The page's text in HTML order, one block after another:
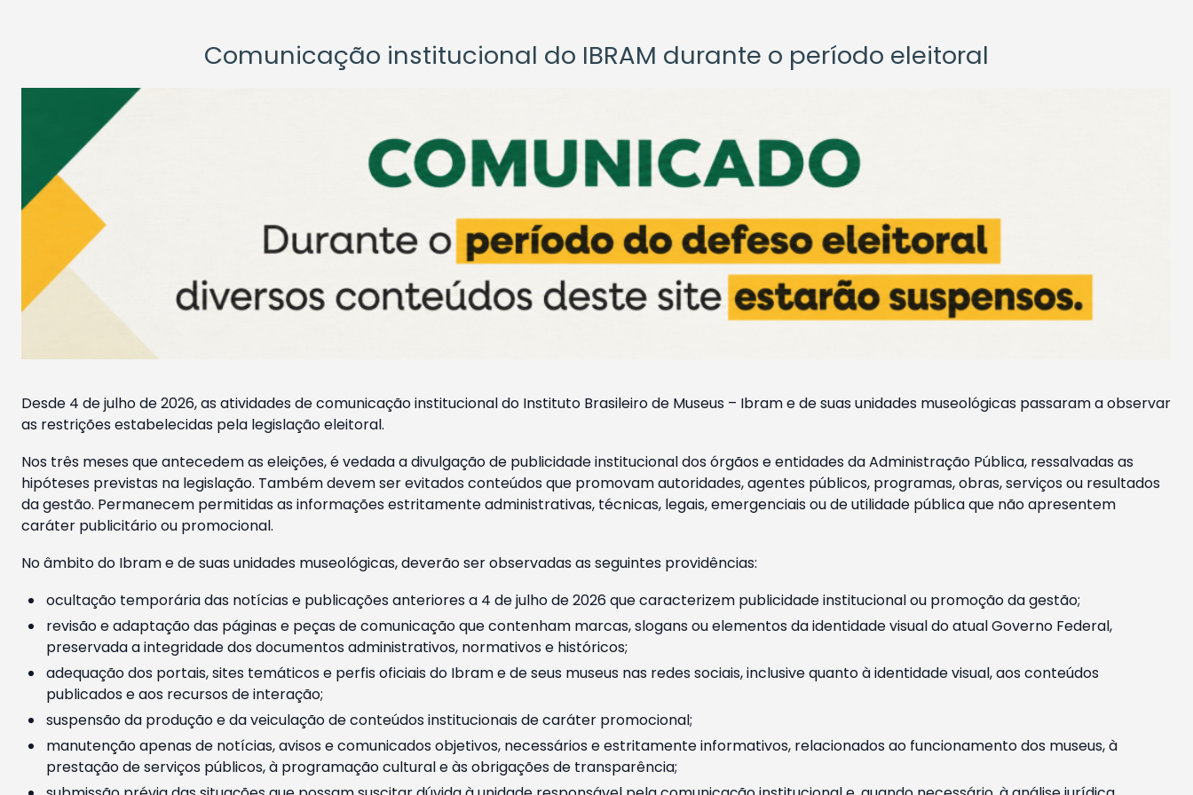
Comunicação institucional do IBRAM durante o período eleitoral
Desde 4 de julho de 2026, as atividades de comunicação institucional do Instituto Brasileiro de Museus – Ibram e de suas unidades museológicas passaram a observar
as restrições estabelecidas pela legislação eleitoral.
Nos três meses que antecedem as eleições, é vedada a divulgação de publicidade institucional dos órgãos e entidades da Administração Pública, ressalvadas as
hipóteses previstas na legislação. Também devem ser evitados conteúdos que promovam autoridades, agentes públicos, programas, obras, serviços ou resultados
da gestão. Permanecem permitidas as informações estritamente administrativas, técnicas, legais, emergenciais ou de utilidade pública que não apresentem
caráter publicitário ou promocional.
No âmbito do Ibram e de suas unidades museológicas, deverão ser observadas as seguintes providências:
ocultação temporária das notícias e publicações anteriores a 4 de julho de 2026 que caracterizem publicidade institucional ou promoção da gestão;
revisão e adaptação das páginas e peças de comunicação que contenham marcas, slogans ou elementos da identidade visual do atual Governo Federal,
preservada a integridade dos documentos administrativos, normativos e históricos;
adequação dos portais, sites temáticos e perfis oficiais do Ibram e de seus museus nas redes sociais, inclusive quanto à identidade visual, aos conteúdos
publicados e aos recursos de interação;
suspensão da produção e da veiculação de conteúdos institucionais de caráter promocional;
manutenção apenas de notícias, avisos e comunicados objetivos, necessários e estritamente informativos, relacionados ao funcionamento dos museus, à
prestação de serviços públicos, à programação cultural e às obrigações de transparência;